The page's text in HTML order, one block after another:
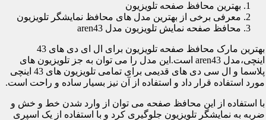
بهترین محافظ صفحه تلویزیون
معرفی برخی از بهترین مدل های محافظ نمایشگر تلویزیون
محافظ صفحه نمایش تلویزیون مدل aren43
بهترین مارک محافظ صفحه تلویزیون برای ال ای دی های 43
اینچی،مدل aren43 است.این مدل را می توان به جز تلویزیون های
پلاسما و ال سی دی های قدیمی برای تمامی تلویزیون های 43 اینچی
مورد استفاده قرار داد و استفاده از آن نیز بسیار ساده و راحت است.
با استفاده از این محافظ صفحه می توان از وارد شدن خط و خش و
ضربه به نمایشگر تلویزیون جلوگیری کرد و با استفاده از یک اسپری